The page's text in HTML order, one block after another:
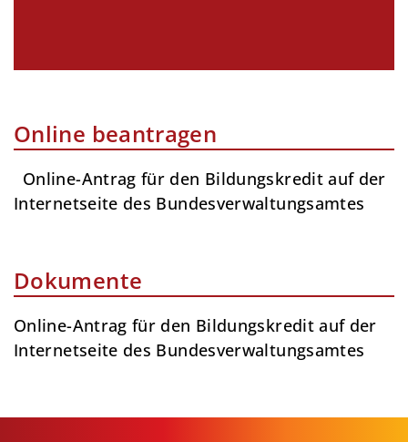
Online beantragen
Online-Antrag für den Bildungskredit auf der
Internetseite des Bundesverwaltungsamtes
Dokumente
Online-Antrag für den Bildungskredit auf der
Internetseite des Bundesverwaltungsamtes